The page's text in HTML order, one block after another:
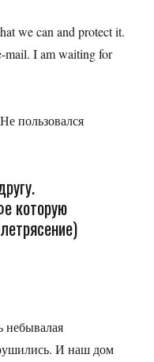
we can and protect it.
mail. I am waiting for
пользовался
которую
небывалая
И наш дом